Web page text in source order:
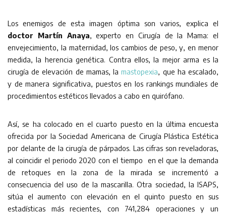
Los enemigos de esta imagen óptima son varios, explica el
doctor Martín Anaya, experto en Cirugía de la Mama: el
envejecimiento, la maternidad, los cambios de peso, y, en menor
medida, la herencia genética. Contra ellos, la mejor arma es la
cirugía de elevación de mamas, lamastopexia, que ha escalado,
y de manera significativa, puestos en los rankings mundiales de
procedimientos estéticos llevados a cabo en quirófano.
Así, se ha colocado en el cuarto puesto en la última encuesta
ofrecida por la Sociedad Americana de Cirugía Plástica Estética
por delante de la cirugía de párpados. Las cifras son reveladoras,
al coincidir el periodo 2020 con el tiempo en el que la demanda
de retoques en la zona de la mirada se incrementó a
consecuencia del uso de la mascarilla. Otra sociedad, la ISAPS,
sitúa el aumento con elevación en el quinto puesto en sus
estadísticas más recientes, con 741,284 operaciones y un